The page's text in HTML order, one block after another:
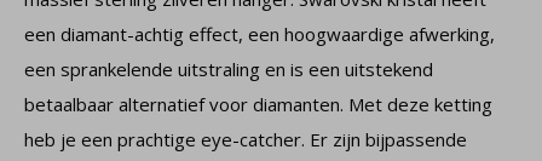
een diamant-achtig effect, een hoogwaardige afwerking,
een sprankelende uitstraling en is een uitstekend
betaalbaar alternatief voor diamanten. Met deze ketting
heb je een prachtige eye-catcher. Er zijn bijpassende